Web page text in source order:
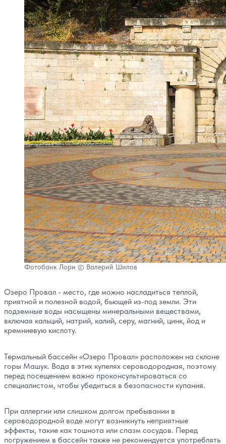
Фотобанк Лори © Валерий Шилов
Озеро Провал - место, где можно насладиться теплой,
приятной и полезной водой, бьющей из-под земли. Эти
подземные воды насыщены минеральными веществами,
включая кальций, натрий, калий, серу, магний, цинк, йод и
кремниевую кислоту.
Термальный бассейн «Озеро Провал» расположен на склоне
горы Машук. Вода в этих купелях сероводородная, поэтому
перед посещением важно проконсультироваться со
специалистом, чтобы убедиться в безопасности купания.
При аллергии или слишком долгом пребывании в
сероводородной воде могут возникнуть неприятные
эффекты, такие как тошнота или спазм сосудов. Перед
погружением в бассейн также не рекомендуется употреблять